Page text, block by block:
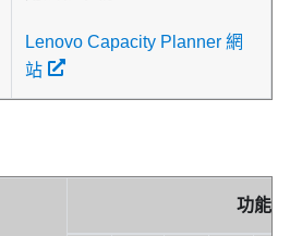
Lenovo Capacity Planner 網
站
功能